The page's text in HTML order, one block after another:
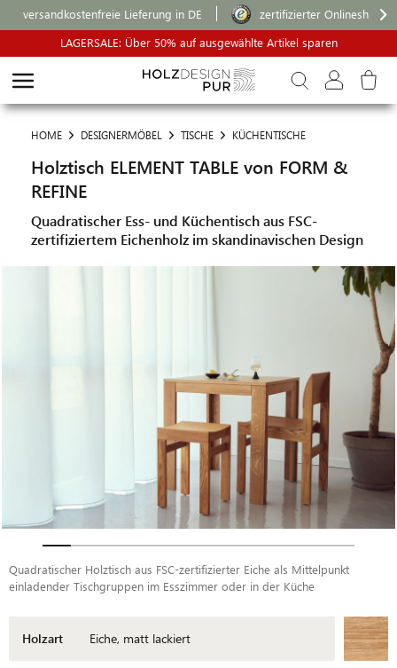
versandkostenfreie Lieferung in DE
zertifizierter Onlineshop
LAGERSALE: Über 50% auf ausgewählte Artikel sparen
HOME DESIGNERMÖBEL TISCHE KÜCHENTISCHE
Holztisch ELEMENT TABLE von FORM &
REFINE
Quadratischer Ess- und Küchentisch aus FSC-
zertifiziertem Eichenholz im skandinavischen Design
Quadratischer Holztisch aus FSC-zertifizierter Eiche als Mittelpunkt
einladender Tischgruppen im Esszimmer oder in der Küche
Holzart Eiche, matt lackiert